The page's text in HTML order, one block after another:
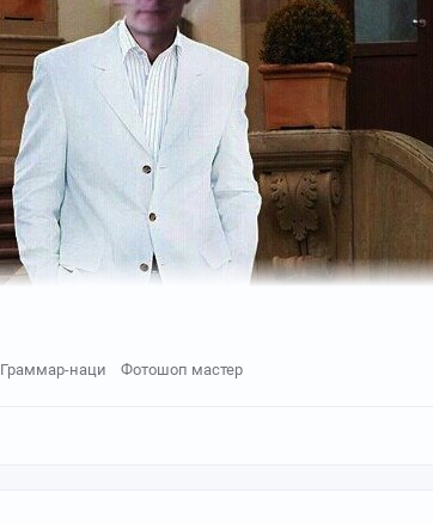
Граммар-наци Фотошоп мастер